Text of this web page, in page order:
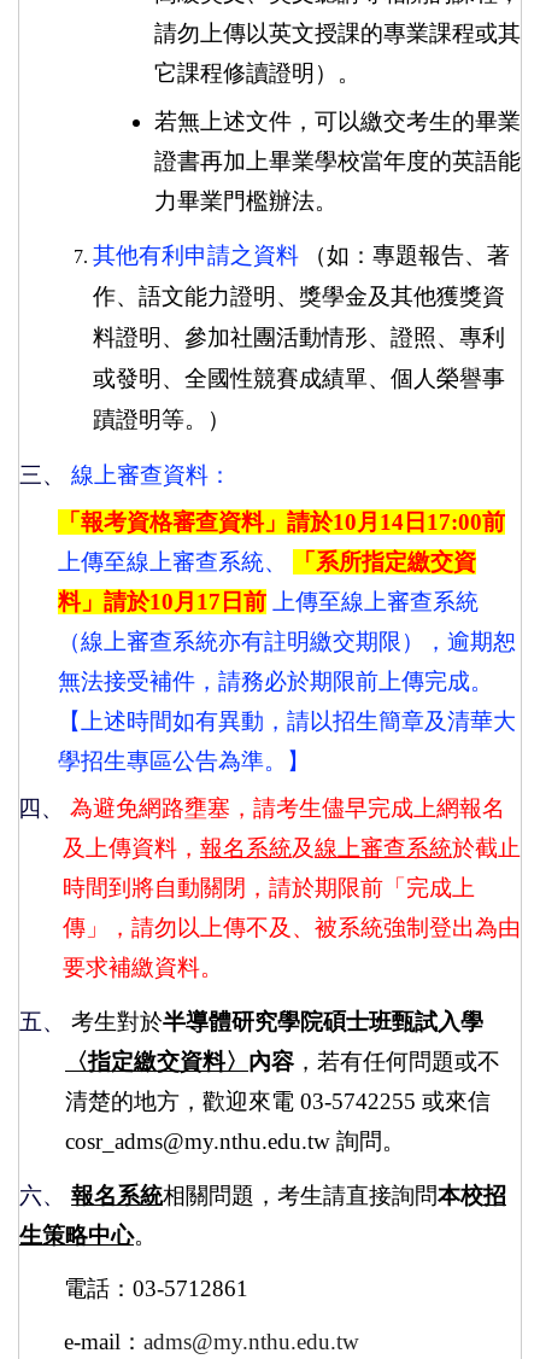
請勿上傳以英文授課的專業課程或其
它課程修讀證明）。
若無上述文件，可以繳交考生的畢業
證書再加上畢業學校當年度的英語能
力畢業門檻辦法。
其他有利申請之資料
（如：專題報告、著
作、語文能力證明、獎學金及其他獲獎資
料證明、參加社團活動情形、證照、專利
或發明、全國性競賽成績單、個人榮譽事
蹟證明等。）
三、
線上審查資料：
「報考資格審查資料」請於10月 14 日 17:00前
上傳至線上審查系統、
「系所指定繳交資
料」請於10月 17 日前
上傳至線上審查系統
（線上審查系統亦有註明繳交期限），逾期恕
無法接受補件，請務必於期限前上傳完成。
【上述時間如有異動，請以招生簡章及清華大
學招生專區公告為準。】
四、
為避免網路壅塞，請考生儘早完成上網報名
及上傳資料， 報名系統及線上審查系統於截止
時間到將自動關閉，請於期限前「完成上
傳」，請勿以上傳不及、被系統強制登出為由
要求補繳資料。
五、 考生對於半導體研究學院碩士班甄試入學
〈指定繳交資料〉 內容 ，若有任何問題或不
清楚的地方，歡迎來電 03-5742255 或來信
cosr_adms@my.nthu.edu.tw 詢問。
六、 報名系統相關問題，考生請直接詢問本校招
生策略中心。
電話：03-5712861
e-mail：adms@my.nthu.edu.tw